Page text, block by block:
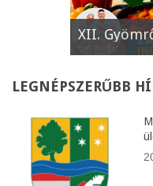
XII.
LEGNÉPSZERŰBB